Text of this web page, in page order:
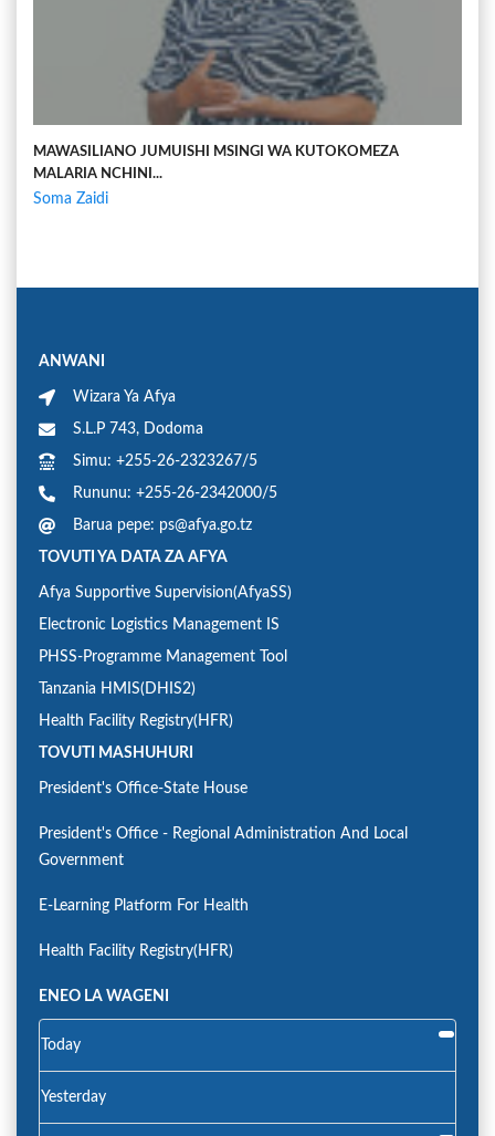
MAWASILIANO JUMUISHI MSINGI WA KUTOKOMEZA
MALARIA NCHINI...
Soma Zaidi
ANWANI
Wizara Ya Afya
S.L.P 743, Dodoma
Simu: +255-26-2323267/5
Rununu: +255-26-2342000/5
Barua pepe: ps@afya.go.tz
TOVUTI YA DATA ZA AFYA
Afya Supportive Supervision(AfyaSS)
Electronic Logistics Management IS
PHSS-Programme Management Tool
Tanzania HMIS(DHIS2)
Health Facility Registry(HFR)
TOVUTI MASHUHURI
President's Office-State House
President's Office - Regional Administration And Local
Government
E-Learning Platform For Health
Health Facility Registry(HFR)
ENEO LA WAGENI
Today
Yesterday